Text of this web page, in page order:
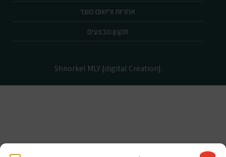
אחריות ורישום מוצר
תקנון מבצעים
Shnorkel MLY {digital Creation}